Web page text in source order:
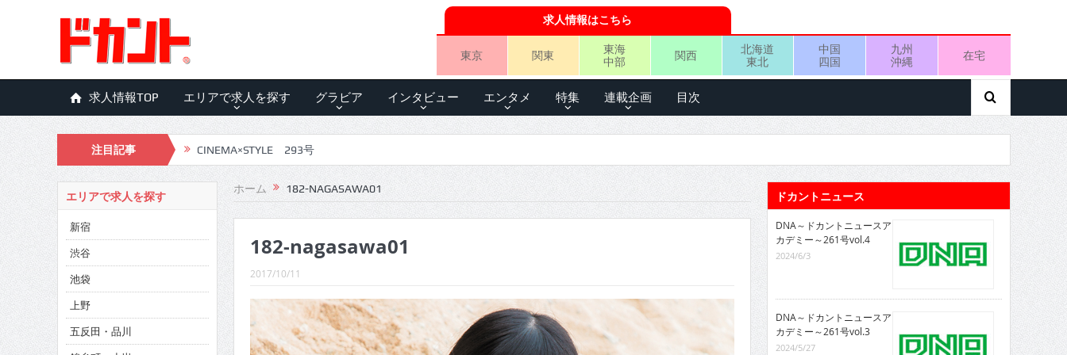
求人情報はこちら
東京 関東
東海
中部
関西
北海道
東北
中国
四国
九州
沖縄
在宅
求人情報TOP エリアで求人を探す グラビア インタビュー エンタメ 特集 連載企画 目次
注目記事 CINEMA×STYLE 293号
CINEMA×STYLE 292号
CINEMA×STYLE 291号
CINEMA×STYLE 290号
CINEMA×STYLE 289号
CINEMA×STYLE 288号
CINEMA×STYLE 287号
ホーム 182-NAGASAWA01
182-nagasawa01
2017/10/11
エリアで求人を探す
新宿
渋谷
池袋
上野
五反田・品川
ドカントニュース
DNA～ドカントニュースア
カデミー～261号vol.4
2024/6/3
DNA～ドカントニュースア
カデミー～261号vol.3
2024/5/27